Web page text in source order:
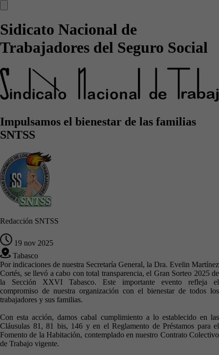
Sidicato Nacional de
Trabajadores del Seguro Social
Impulsamos el bienestar de las familias
SNTSS
Redacción SNTSS
19 nov 2025
Tabasco
Por indicaciones de nuestra Secretaría General, la Dra. Evelin Martínez
Cortés, se llevó a cabo con total transparencia, el Gran Sorteo 2025 de
la Sección XXVI Tabasco. Este importante evento refleja el
compromiso de nuestra organización con el bienestar de todos los
trabajadores y sus familias.
Con esta acción, damos cabal cumplimiento a lo establecido en las
Cláusulas 81, 81 bis, 146 y en el Reglamento de Préstamos para el
Fomento de la Habitación, contemplado en nuestro Contrato Colectivo
de Trabajo vigente.